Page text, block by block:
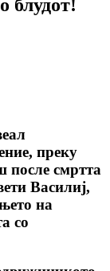
блудот!
преку
после cмрттa
Василиј,
на
co